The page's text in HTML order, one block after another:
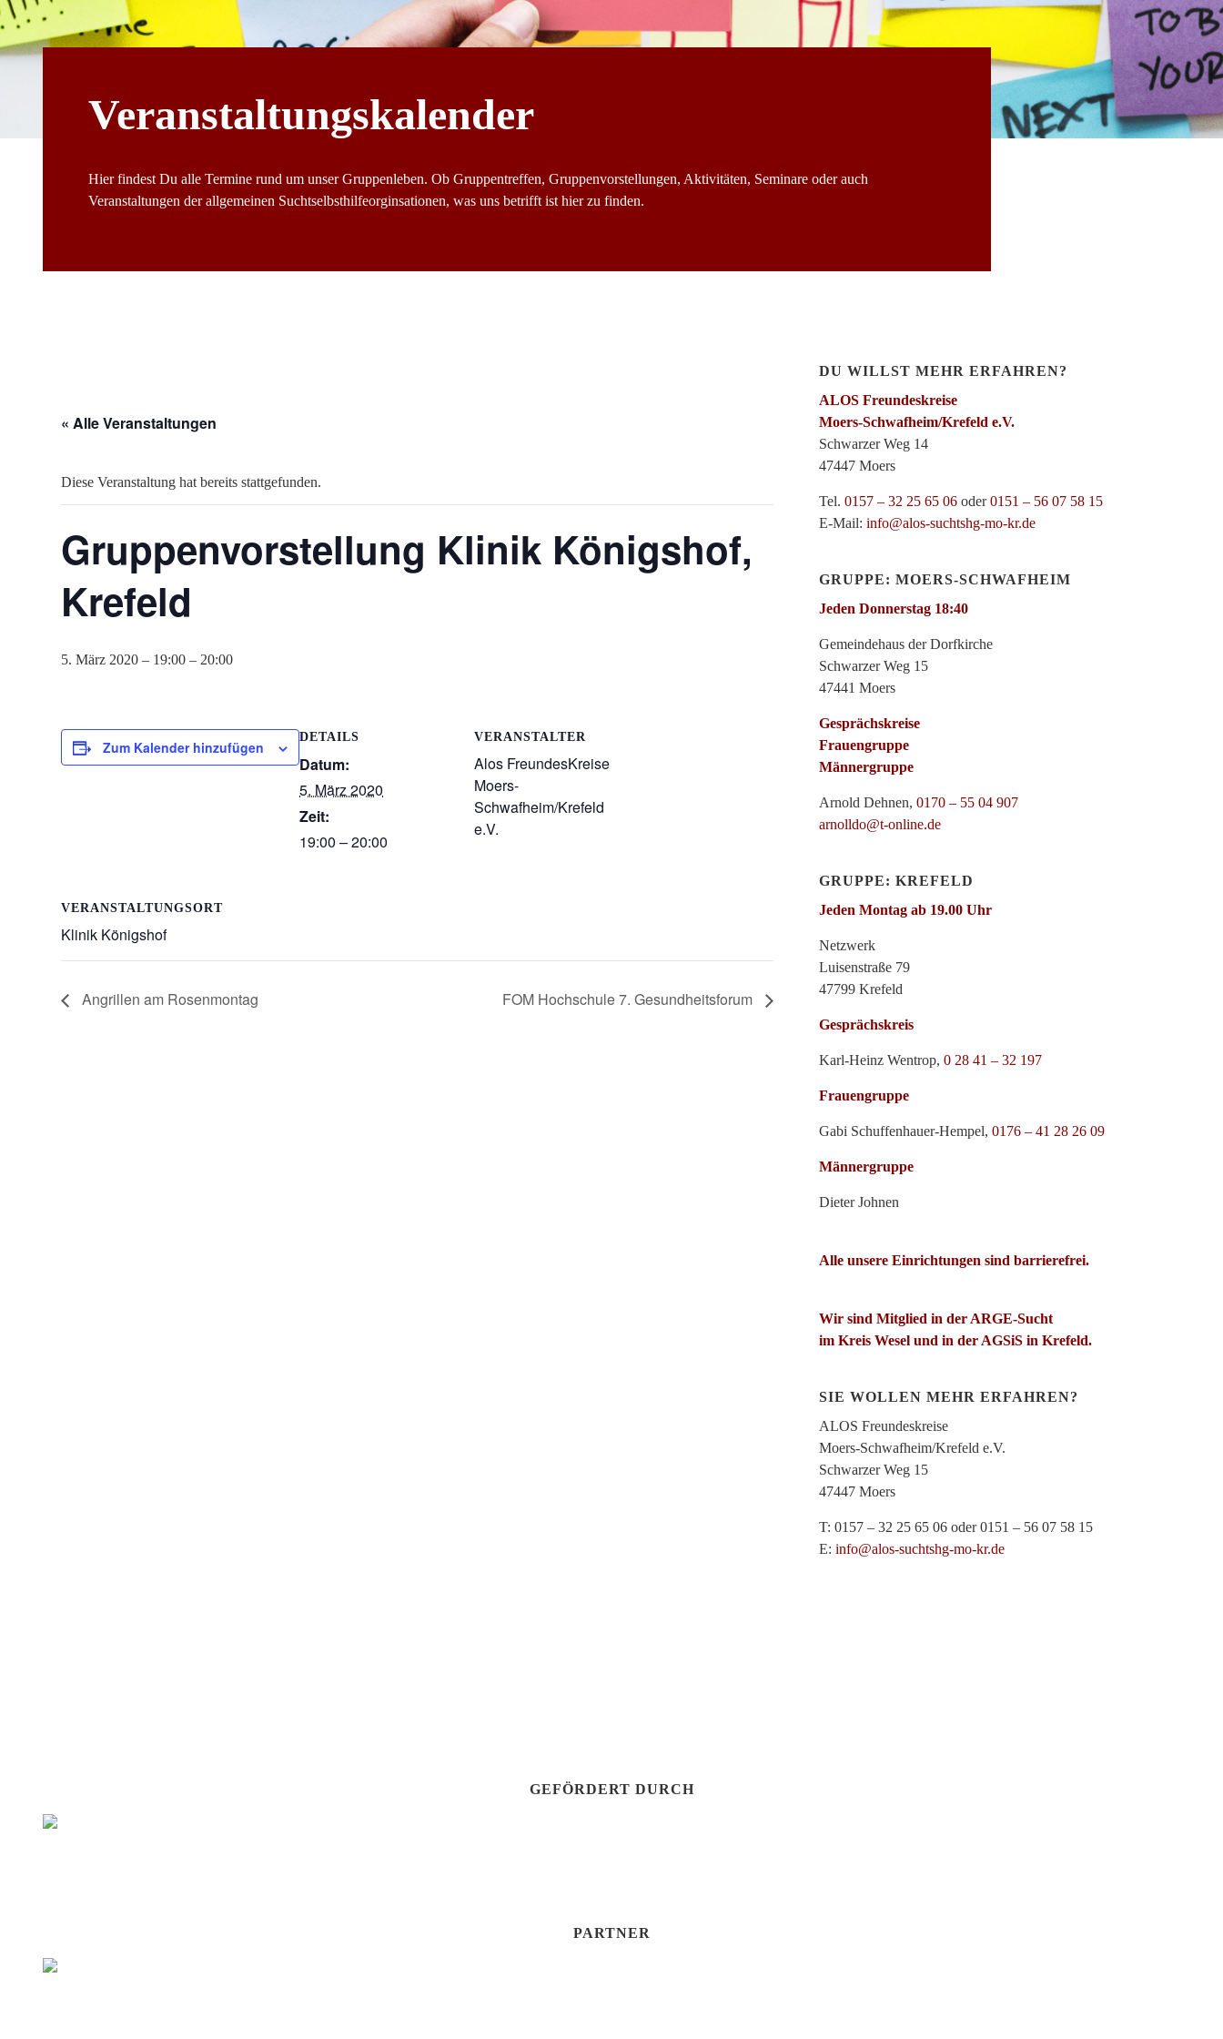
Veranstaltungskalender
Hier findest Du alle Termine rund um unser Gruppenleben. Ob Gruppentreffen, Gruppenvorstellungen, Aktivitäten, Seminare oder auch
Veranstaltungen der allgemeinen Suchtselbsthilfeorginsationen, was uns betrifft ist hier zu finden.
« Alle Veranstaltungen
Diese Veranstaltung hat bereits stattgefunden.
Gruppenvorstellung Klinik Königshof,
Krefeld
5. März 2020 – 19:00 – 20:00
Zum Kalender hinzufügen
DETAILS
Datum:
5. März 2020
Zeit:
19:00 – 20:00
VERANSTALTER
Alos FreundesKreise
Moers-
Schwafheim/Krefeld
e.V.
VERANSTALTUNGSORT
Klinik Königshof
Angrillen am Rosenmontag FOM Hochschule 7. Gesundheitsforum
DU WILLST MEHR ERFAHREN?
ALOS Freundeskreise
Moers-Schwafheim/Krefeld e.V.
Schwarzer Weg 14
47447 Moers
Tel.0157 – 32 25 65 06 oder0151 – 56 07 58 15
E-Mail:info@alos-suchtshg-mo-kr.de
GRUPPE: MOERS-SCHWAFHEIM
Jeden Donnerstag 18:40
Gemeindehaus der Dorfkirche
Schwarzer Weg 15
47441 Moers
Gesprächskreise
Frauengruppe
Männergruppe
Arnold Dehnen,0170 – 55 04 907
arnolldo@t-online.de
GRUPPE: KREFELD
Jeden Montag ab 19.00 Uhr
Netzwerk
Luisenstraße 79
47799 Krefeld
Gesprächskreis
Karl-Heinz Wentrop,0 28 41 – 32 197
Frauengruppe
Gabi Schuffenhauer-Hempel,0176 – 41 28 26 09
Männergruppe
Dieter Johnen
Alle unsere Einrichtungen sind barrierefrei.
Wir sind Mitglied in der ARGE-Sucht
im Kreis Wesel und in der AGSiS in Krefeld.
SIE WOLLEN MEHR ERFAHREN?
ALOS Freundeskreise
Moers-Schwafheim/Krefeld e.V.
Schwarzer Weg 15
47447 Moers
T: 0157 – 32 25 65 06 oder 0151 – 56 07 58 15
E:info@alos-suchtshg-mo-kr.de
GEFÖRDERT DURCH
PARTNER